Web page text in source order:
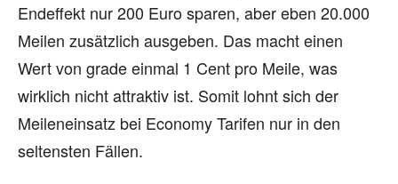
Endeffekt nur 200 Euro sparen, aber eben 20.000
Meilen zusätzlich ausgeben. Das macht einen
Wert von grade einmal 1 Cent pro Meile, was
wirklich nicht attraktiv ist. Somit lohnt sich der
Meileneinsatz bei Economy Tarifen nur in den
seltensten Fällen.